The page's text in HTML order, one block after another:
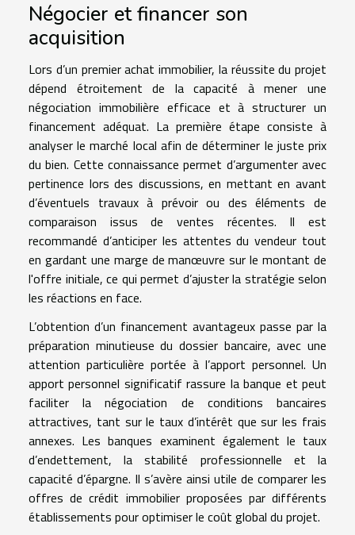
Négocier et financer son
acquisition
Lors d’un premier achat immobilier, la réussite du projet
dépend étroitement de la capacité à mener une
négociation immobilière efficace et à structurer un
financement adéquat. La première étape consiste à
analyser le marché local afin de déterminer le juste prix
du bien. Cette connaissance permet d’argumenter avec
pertinence lors des discussions, en mettant en avant
d’éventuels travaux à prévoir ou des éléments de
comparaison issus de ventes récentes. Il est
recommandé d’anticiper les attentes du vendeur tout
en gardant une marge de manœuvre sur le montant de
l'offre initiale, ce qui permet d’ajuster la stratégie selon
les réactions en face.
L’obtention d’un financement avantageux passe par la
préparation minutieuse du dossier bancaire, avec une
attention particulière portée à l’apport personnel. Un
apport personnel significatif rassure la banque et peut
faciliter la négociation de conditions bancaires
attractives, tant sur le taux d’intérêt que sur les frais
annexes. Les banques examinent également le taux
d’endettement, la stabilité professionnelle et la
capacité d’épargne. Il s’avère ainsi utile de comparer les
offres de crédit immobilier proposées par différents
établissements pour optimiser le coût global du projet.